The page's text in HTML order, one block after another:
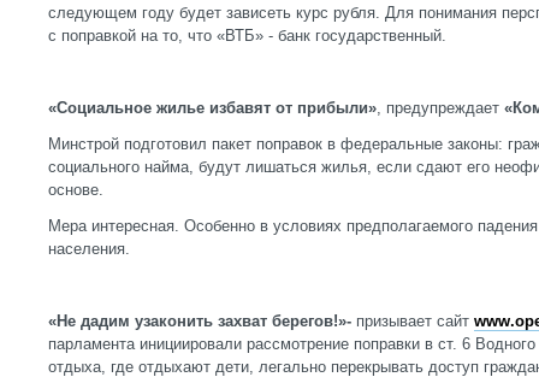
следующем году будет зависеть курс рубля. Для понимания
с поправкой на то, что «ВТБ» - банк государственный.
«Социальное жилье избавят от прибыли», предупреждает
Минстрой подготовил пакет поправок в федеральные законы:
социального найма, будут лишаться жилья, если сдают его
основе.
Мера интересная. Особенно в условиях предполагаемого
населения.
«Не дадим узаконить захват берегов!»- призывает сайт
парламента инициировали рассмотрение поправки в ст. 6
отдыха, где отдыхают дети, легально перекрывать доступ